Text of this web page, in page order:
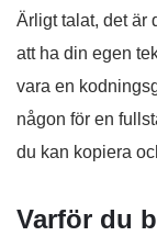
Ärligt talat, det är
att ha din egen
vara en
någon för en
du kan kopiera
Varför du